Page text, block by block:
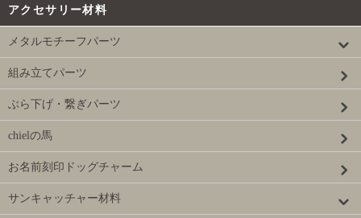
アクセサリー材料
メタルモチーフパーツ
組み立てパーツ
ぶら下げ・繋ぎパーツ
chielの馬
お名前刻印ドッグチャーム
サンキャッチャー材料